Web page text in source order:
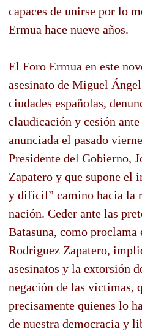
capaces de unirse por lo
Ermua hace nueve años.
El Foro Ermua en este
asesinato de Miguel
ciudades españolas,
claudicación y cesión
anunciada el pasado
Presidente del Gobierno,
Zapatero y que supone el
y difícil” camino hacia la
nación. Ceder ante las
Batasuna, como
Rodriguez Zapatero,
asesinatos y la extorsión
negación de las víctimas,
precisamente quienes lo
de nuestra democracia y